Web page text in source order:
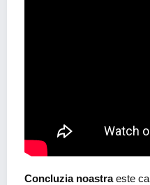
Concluzia noastraeste ca